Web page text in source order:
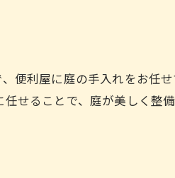
便利屋に庭の手入れをお任せ
せることで、庭が美しく整